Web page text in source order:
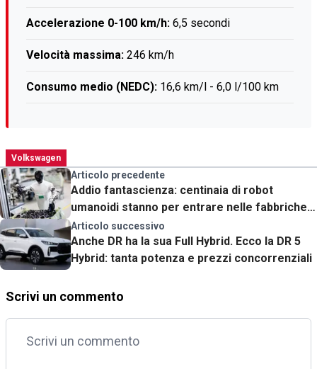
Accelerazione 0-100 km/h: 6,5 secondi
Velocità massima: 246 km/h
Consumo medio (NEDC): 16,6 km/l - 6,0 l/100 km
Volkswagen
Articolo precedente
Addio fantascienza: centinaia di robot
umanoidi stanno per entrare nelle fabbriche
(e non è un film)
Articolo successivo
Anche DR ha la sua Full Hybrid. Ecco la DR 5
Hybrid: tanta potenza e prezzi concorrenziali
Scrivi un commento